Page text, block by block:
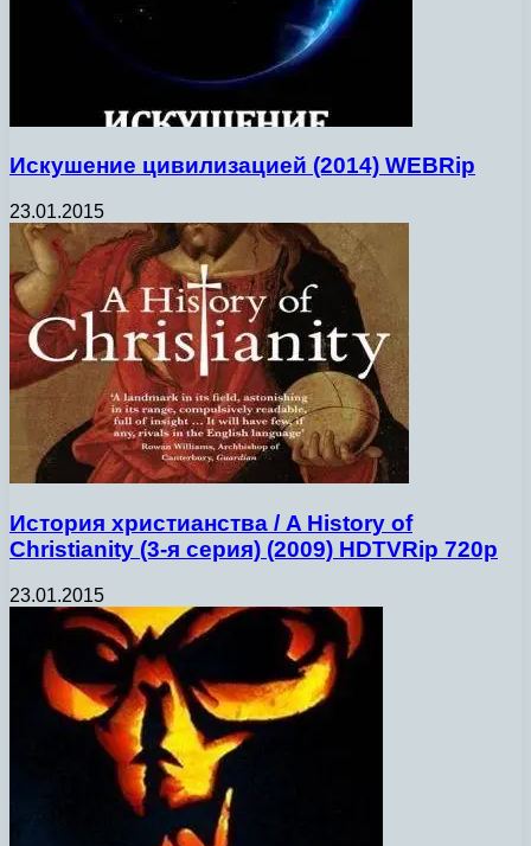
Искушение цивилизацией (2014) WEBRip
23.01.2015
История христианства / A History of
Christianity (3-я серия) (2009) HDTVRip 720p
23.01.2015